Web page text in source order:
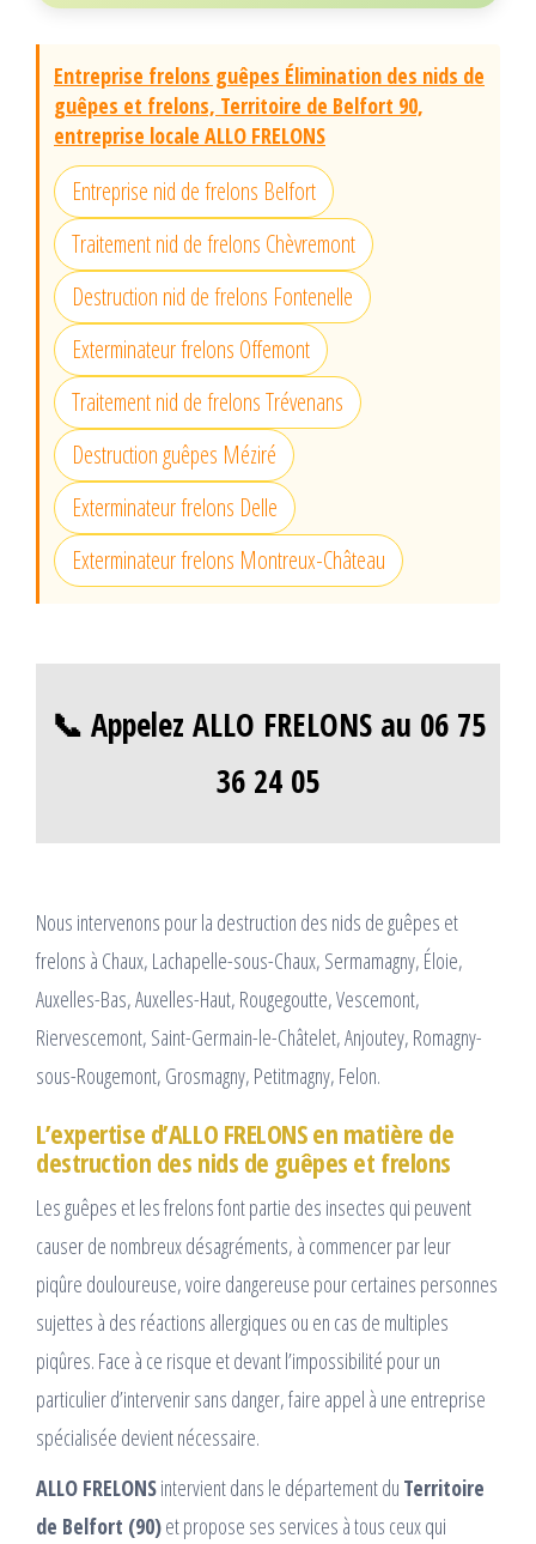
Entreprise frelons guêpes Élimination des nids de
guêpes et frelons, Territoire de Belfort 90,
entreprise locale ALLO FRELONS
Entreprise nid de frelons Belfort
Traitement nid de frelons Chèvremont
Destruction nid de frelons Fontenelle
Exterminateur frelons Offemont
Traitement nid de frelons Trévenans
Destruction guêpes Méziré
Exterminateur frelons Delle
Exterminateur frelons Montreux-Château
📞 Appelez ALLO FRELONS au 06 75
36 24 05
Nous intervenons pour la destruction des nids de guêpes et
frelons à Chaux, Lachapelle-sous-Chaux, Sermamagny, Éloie,
Auxelles-Bas, Auxelles-Haut, Rougegoutte, Vescemont,
Riervescemont, Saint-Germain-le-Châtelet, Anjoutey, Romagny-
sous-Rougemont, Grosmagny, Petitmagny, Felon.
L’expertise d’ALLO FRELONS en matière de
destruction des nids de guêpes et frelons
Les guêpes et les frelons font partie des insectes qui peuvent
causer de nombreux désagréments, à commencer par leur
piqûre douloureuse, voire dangereuse pour certaines personnes
sujettes à des réactions allergiques ou en cas de multiples
piqûres. Face à ce risque et devant l’impossibilité pour un
particulier d’intervenir sans danger, faire appel à une entreprise
spécialisée devient nécessaire.
ALLO FRELONSintervient dans le département du Territoire
de Belfort (90)et propose ses services à tous ceux qui